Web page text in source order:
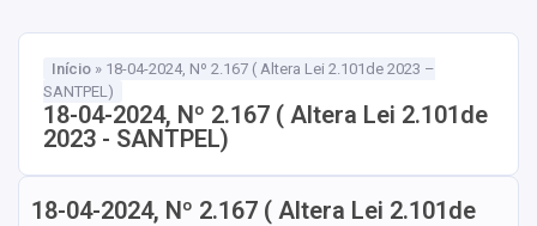
Início » 18-04-2024, Nº 2.167 ( Altera Lei 2.101de 2023 –
SANTPEL)
18-04-2024, Nº 2.167 ( Altera Lei 2.101de
2023 - SANTPEL)
18-04-2024, Nº 2.167 ( Altera Lei 2.101de